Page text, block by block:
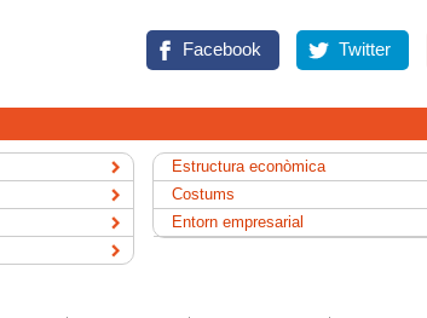
Facebook Twitter
Estructura econòmica
Costums
Entorn empresarial